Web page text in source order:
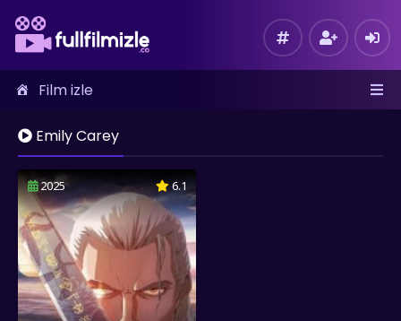
Film izle
Emily Carey
2025 6.1